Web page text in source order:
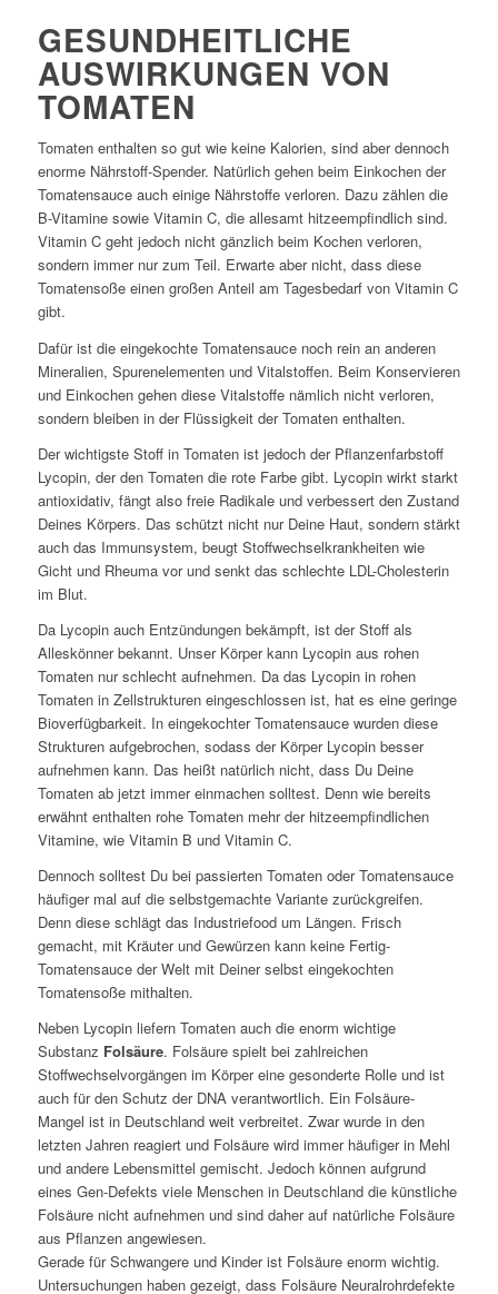
GESUNDHEITLICHE
AUSWIRKUNGEN VON
TOMATEN
Tomaten enthalten so gut wie keine Kalorien, sind aber dennoch
enorme Nährstoff-Spender. Natürlich gehen beim Einkochen der
Tomatensauce auch einige Nährstoffe verloren. Dazu zählen die
B-Vitamine sowie Vitamin C, die allesamt hitzeempfindlich sind.
Vitamin C geht jedoch nicht gänzlich beim Kochen verloren,
sondern immer nur zum Teil. Erwarte aber nicht, dass diese
Tomatensoße einen großen Anteil am Tagesbedarf von Vitamin C
gibt.
Dafür ist die eingekochte Tomatensauce noch rein an anderen
Mineralien, Spurenelementen und Vitalstoffen. Beim Konservieren
und Einkochen gehen diese Vitalstoffe nämlich nicht verloren,
sondern bleiben in der Flüssigkeit der Tomaten enthalten.
Der wichtigste Stoff in Tomaten ist jedoch der Pflanzenfarbstoff
Lycopin, der den Tomaten die rote Farbe gibt. Lycopin wirkt starkt
antioxidativ, fängt also freie Radikale und verbessert den Zustand
Deines Körpers. Das schützt nicht nur Deine Haut, sondern stärkt
auch das Immunsystem, beugt Stoffwechselkrankheiten wie
Gicht und Rheuma vor und senkt das schlechte LDL-Cholesterin
im Blut.
Da Lycopin auch Entzündungen bekämpft, ist der Stoff als
Alleskönner bekannt. Unser Körper kann Lycopin aus rohen
Tomaten nur schlecht aufnehmen. Da das Lycopin in rohen
Tomaten in Zellstrukturen eingeschlossen ist, hat es eine geringe
Bioverfügbarkeit. In eingekochter Tomatensauce wurden diese
Strukturen aufgebrochen, sodass der Körper Lycopin besser
aufnehmen kann. Das heißt natürlich nicht, dass Du Deine
Tomaten ab jetzt immer einmachen solltest. Denn wie bereits
erwähnt enthalten rohe Tomaten mehr der hitzeempfindlichen
Vitamine, wie Vitamin B und Vitamin C.
Dennoch solltest Du bei passierten Tomaten oder Tomatensauce
häufiger mal auf die selbstgemachte Variante zurückgreifen.
Denn diese schlägt das Industriefood um Längen. Frisch
gemacht, mit Kräuter und Gewürzen kann keine Fertig-
Tomatensauce der Welt mit Deiner selbst eingekochten
Tomatensoße mithalten.
Neben Lycopin liefern Tomaten auch die enorm wichtige
Substanz Folsäure. Folsäure spielt bei zahlreichen
Stoffwechselvorgängen im Körper eine gesonderte Rolle und ist
auch für den Schutz der DNA verantwortlich. Ein Folsäure-
Mangel ist in Deutschland weit verbreitet. Zwar wurde in den
letzten Jahren reagiert und Folsäure wird immer häufiger in Mehl
und andere Lebensmittel gemischt. Jedoch können aufgrund
eines Gen-Defekts viele Menschen in Deutschland die künstliche
Folsäure nicht aufnehmen und sind daher auf natürliche Folsäure
aus Pflanzen angewiesen.
Gerade für Schwangere und Kinder ist Folsäure enorm wichtig.
Untersuchungen haben gezeigt, dass Folsäure Neuralrohrdefekte